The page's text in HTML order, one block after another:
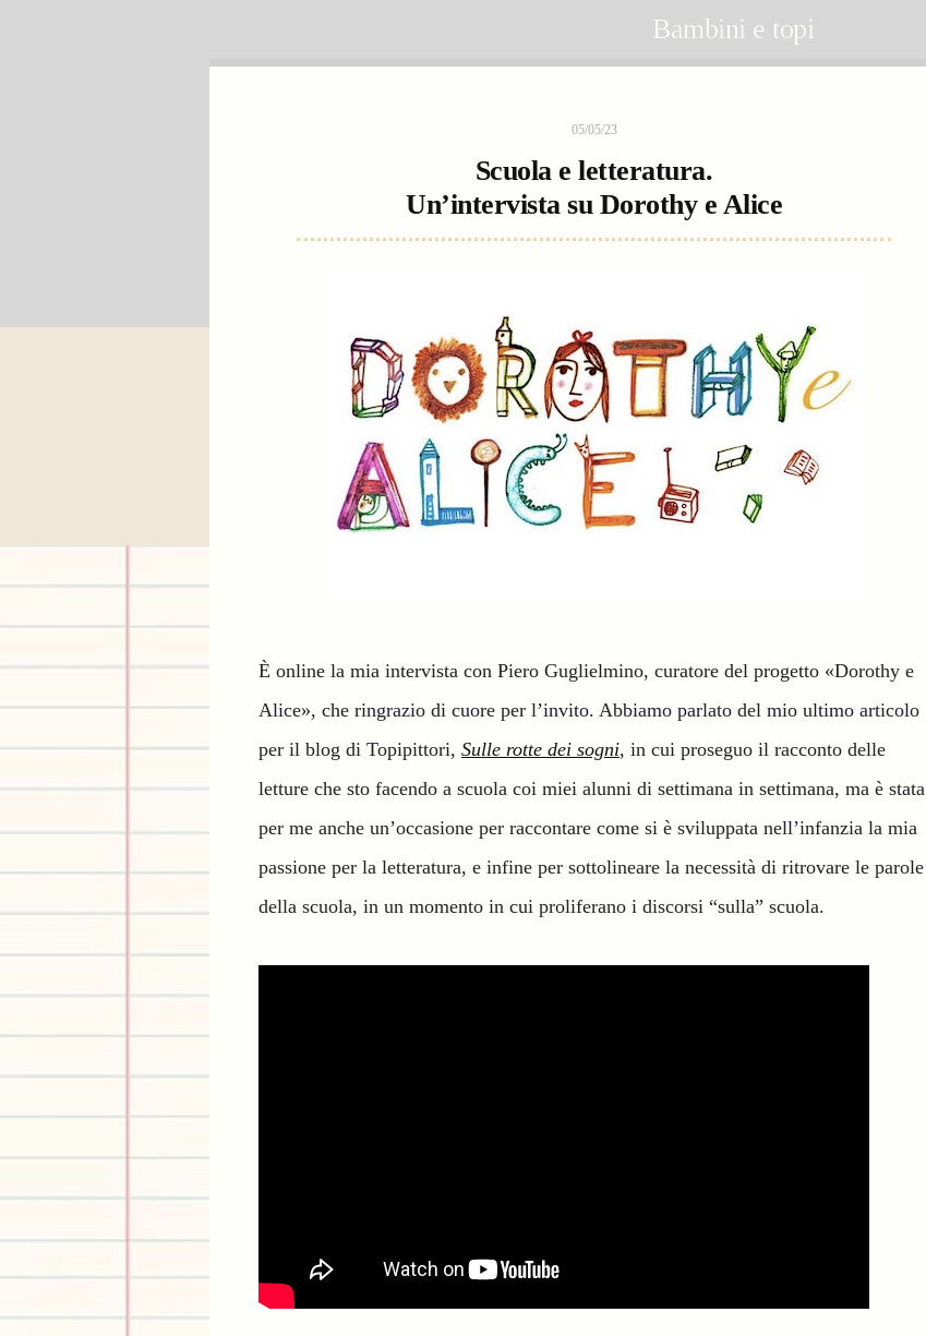
Bambini e topi
05/05/23
Scuola e letteratura.
Un’intervista su Dorothy e Alice
È online la mia intervista con Piero Guglielmino, curatore del progetto «Dorothy e
Alice», che ringrazio di cuore per l’invito. Abbiamo parlato del mio ultimo articolo
per il blog di Topipittori, Sulle rotte dei sogni, in cui proseguo il racconto delle
letture che sto facendo a scuola coi miei alunni di settimana in settimana, ma è stata
per me anche un’occasione per raccontare come si è sviluppata nell’infanzia la mia
passione per la letteratura, e infine per sottolineare la necessità di ritrovare le parole
della scuola, in un momento in cui proliferano i discorsi “sulla” scuola.